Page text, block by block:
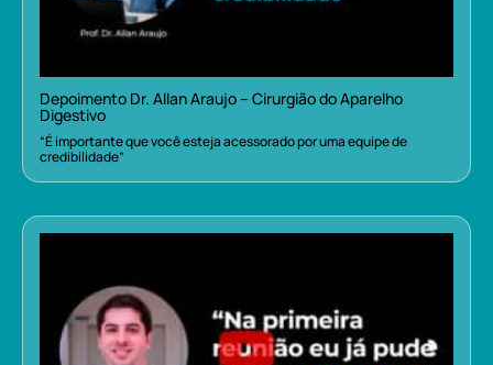
Depoimento Dr. Allan Araujo – Cirurgião do Aparelho
Digestivo
“É importante que você esteja acessorado por uma equipe de
credibilidade”